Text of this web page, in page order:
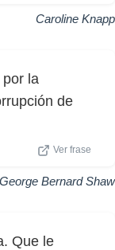
Caroline Knapp
por la
de
Ver frase
George Bernard Shaw
Que le